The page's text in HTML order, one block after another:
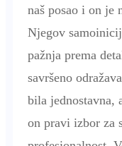
naš posao i on je
Njegov
pažnja prema
savršeno
bila jednostavna,
on pravi izbor za